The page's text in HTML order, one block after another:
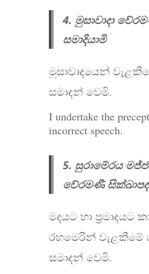
4. මුසාවාදා
සමාදියාමි
මුසාවාදයෙන්
සමාදන් වෙමි.
I undertake the
incorrect speech.
5. සුරාමේරය
වේරමණී
මදයට හා ප්‍රමාදයට
රහමෙරින් වැළකීමේ
සමාදන් වෙමි.